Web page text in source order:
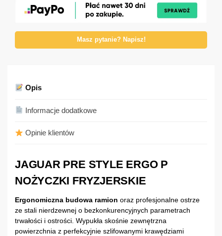
Masz pytanie? Napisz!
Opis
Informacje dodatkowe
Opinie klientów
JAGUAR PRE STYLE ERGO P
NOŻYCZKI FRYZJERSKIE
Ergonomiczna budowa ramion oraz profesjonalne ostrze
ze stali nierdzewnej o bezkonkurencyjnych parametrach
trwałości i ostrości. Wypukła skośnie zewnętrzna
powierzchnia z perfekcyjnie szlifowanymi krawędziami